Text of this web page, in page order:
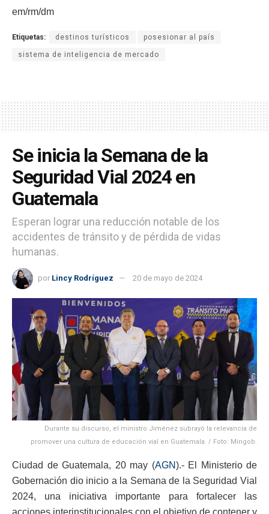
em/rm/dm
Etiquetas: destinos turísticos posesionar al país
sistema de inteligencia de mercado
Se inicia la Semana de la
Seguridad Vial 2024 en
Guatemala
Esperan lograr una reducción notable de los
accidentes de tránsito y de pérdida de vidas
humanas.
por Lincy Rodríguez 20 de mayo de 2024
Durante su discurso, el ministro Jiménez subrayó la relevancia de
promover una cultura de educación vial en Guatemala. / Foto: Mingob.
Ciudad de Guatemala, 20 may (AGN).- El Ministerio de
Gobernación dio inicio a la Semana de la Seguridad Vial
2024, una iniciativa importante para fortalecer las
acciones interinstitucionales con el objetivo de contener y